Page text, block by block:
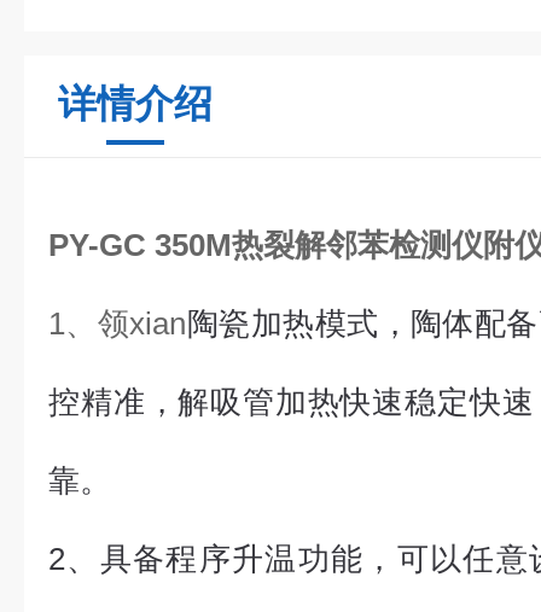
详情介绍
PY-GC 350M热裂解邻苯检测仪附
1、领xian陶瓷加热模式，陶体配
控精准，解吸管加热快速稳定快
靠。
2、具备程序升温功能，可以任